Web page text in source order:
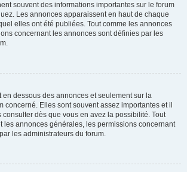
souvent des informations importantes sur le forum
Les annonces apparaissent en haut de chaque
elles ont été publiées. Tout comme les annonces
concernant les annonces sont définies par les
en dessous des annonces et seulement sur la
concerné. Elles sont souvent assez importantes et il
dès que vous en avez la possibilité. Tout
les annonces générales, les permissions concernant
les administrateurs du forum.